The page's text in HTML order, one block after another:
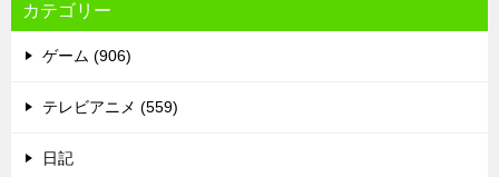
カテゴリー
ゲーム (906)
テレビアニメ (559)
日記